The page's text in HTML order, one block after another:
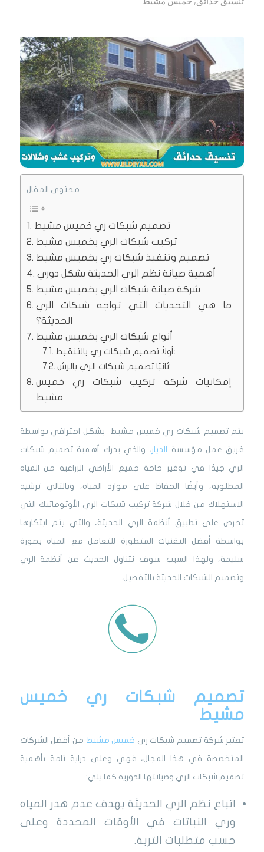
محتوى المقال
تصميم شبكات ري خميس مشيط
تركيب شبكات الري بخميس مشيط
تصميم وتنفيذ شبكات ري بخميس مشيط
شركة صيانة شبكات الري بخميس مشيط
ما هي التحديات التي تواجه شبكات الري
أولاً تصميم شبكات ري بالتنقيط:
ثانيًا تصميم شبكات الري بالرش:
إمكانيات شركة تركيب شبكات ري خميس
يتم تصميم شبكات ري خميس مشيط بشكل احترافي بواسطة
فريق عمل مؤسسة الديار ، والذي يدرك أهمية تصميم شبكات
الري جيدًا في توفير حاجة جميع الأراضي الزراعية من المياه
المطلوبة، وأيضًا الحفاظ على موارد المياه، وبالتالي ترشيد
الاستهلاك من خلال شركة تركيب شبكات الري الأوتوماتيك التي
تحرص على تطبيق أنظمة الري الحديثة، والتي يتم ابتكارها
بواسطة أفضل التقنيات المتطورة للتعامل مع المياه بصورة
سليمة، ولهذا السبب سوف نتناول الحديث عن أنظمة الري
وتصميم الشبكات الحديثة بالتفصيل.
تصميم شبكات ري خميس
مشيط
تعتبر شركة تصميم شبكات ري خميس مشيط من أفضل الشركات
المتخصصة في هذا المجال، فهي وعلى دراية تامة بأهمية
تصميم شبكات الري وصيانتها الدورية كما يلي:
اتباع نظم الري الحديثة بهدف عدم هدر المياه
وري النباتات في الأوقات المحددة وعلى
حسب متطلبات التربة.